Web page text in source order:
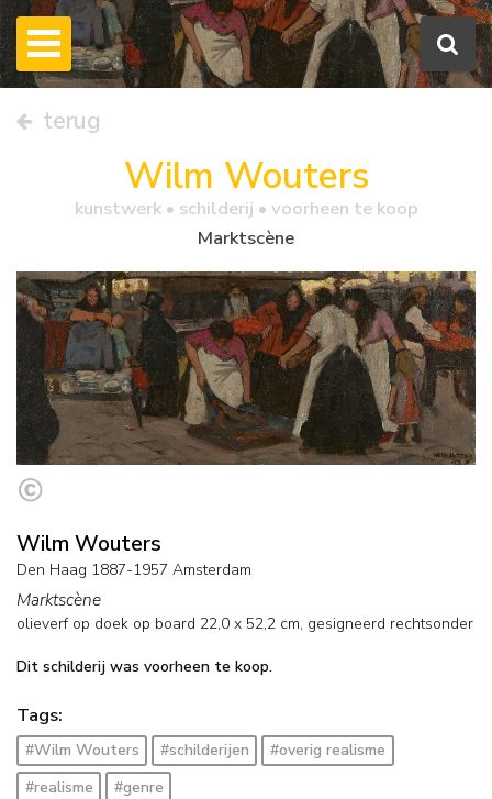
terug
Wilm Wouters
kunstwerk • schilderij • voorheen te koop
Marktscène
Wilm Wouters
Den Haag 1887-1957 Amsterdam
Marktscène
olieverf op doek op board 22,0 x 52,2 cm, gesigneerd rechtsonder
Dit schilderij was voorheen te koop.
Tags:
#Wilm Wouters #schilderijen
#overig realisme
#realisme
#genre